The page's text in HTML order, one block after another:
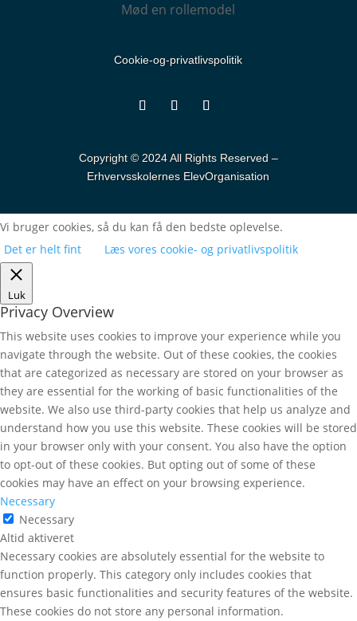
Mød en rollemodel
Cookie-og-privatlivspolitik
Copyright © 2024 All Rights Reserved –
Erhvervsskolernes ElevOrganisation
Vi bruger cookies, så du kan få den bedste oplevelse.
Det er helt fint
Læs vores cookie- og privatlivspolitik
Luk
Privacy Overview
This website uses cookies to improve your experience while you
navigate through the website. Out of these cookies, the cookies
that are categorized as necessary are stored on your browser as
they are essential for the working of basic functionalities of the
website. We also use third-party cookies that help us analyze and
understand how you use this website. These cookies will be stored
in your browser only with your consent. You also have the option
to opt-out of these cookies. But opting out of some of these
cookies may have an effect on your browsing experience.
Necessary
Necessary
Altid aktiveret
Necessary cookies are absolutely essential for the website to
function properly. This category only includes cookies that
ensures basic functionalities and security features of the website.
These cookies do not store any personal information.